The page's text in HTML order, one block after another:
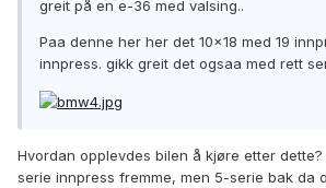
greit på en e-36 med valsing..
Paa denne her her det 10x18 med 19
innpress. gikk greit det ogsaa med rett
Hvordan opplevdes bilen å kjøre etter
serie innpress fremme, men 5-serie bak da